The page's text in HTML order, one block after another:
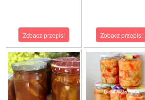
Zobacz przepis! Zobacz przepis!